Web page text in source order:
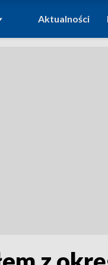
DO
Aktualności